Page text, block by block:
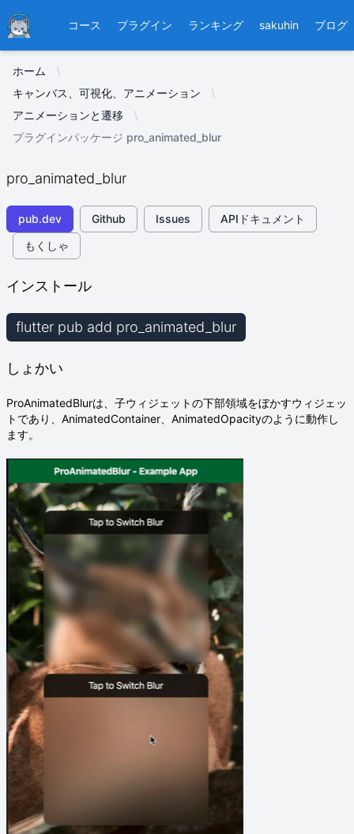
Ducafecat コース プラグイン ランキング sakuhin ブログ
ホーム
キャンバス、可視化、アニメーション
アニメーションと遷移
プラグインパッケージ pro_animated_blur
pro_animated_blur
pub.dev Github Issues
APIドキュメント
もくしゃ
インストール
flutter pub add pro_animated_blur
しょかい
ProAnimatedBlurは、子ウィジェットの下部領域をぼかすウィジェッ
トであり、AnimatedContainer、AnimatedOpacityのように動作し
ます。